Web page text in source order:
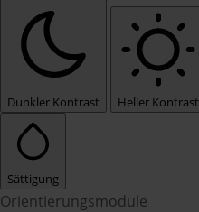
Dunkler Kontrast Heller Kontrast
Sättigung
Orientierungsmodule